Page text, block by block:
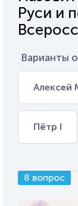
Руси и
Варианты
Алексей
Пётр I
8 вопрос